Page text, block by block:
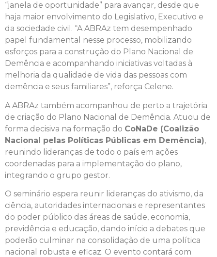
“janela de oportunidade” para avançar, desde que
haja maior envolvimento do Legislativo, Executivo e
da sociedade civil. “A ABRAz tem desempenhado
papel fundamental nesse processo, mobilizando
esforços para a construção do Plano Nacional de
Demência e acompanhando iniciativas voltadas à
melhoria da qualidade de vida das pessoas com
demência e seus familiares”, reforça Celene.
A ABRAz também acompanhou de perto a trajetória
de criação do Plano Nacional de Demência. Atuou de
forma decisiva na formação do CoNaDe (Coalizão
Nacional pelas Políticas Públicas em Demência),
reunindo lideranças de todo o país em ações
coordenadas para a implementação do plano,
integrando o grupo gestor.
O seminário espera reunir lideranças do ativismo, da
ciência, autoridades internacionais e representantes
do poder público das áreas de saúde, economia,
previdência e educação, dando início a debates que
poderão culminar na consolidação de uma política
nacional robusta e eficaz. O evento contará com